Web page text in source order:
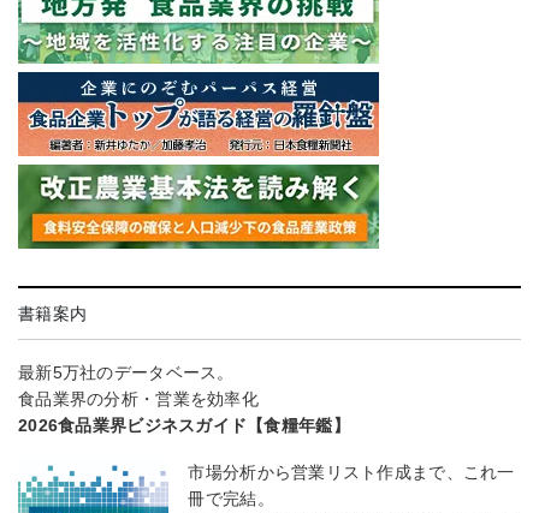
書籍案内
最新5万社のデータベース。
食品業界の分析・営業を効率化
2026食品業界ビジネスガイド【食糧年鑑】
市場分析から営業リスト作成まで、これ一
冊で完結。